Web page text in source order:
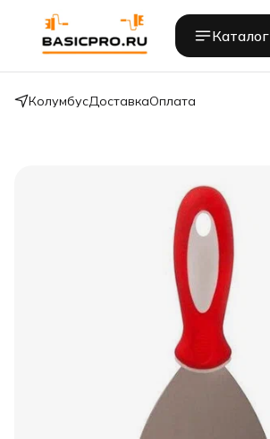
Каталог
КолумбусДоставкаОплата